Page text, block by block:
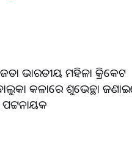
ଭାରତୀୟ ମହିଳା କ୍ରିକେଟ
କଳାରେ ଶୁଭେଚ୍ଛା